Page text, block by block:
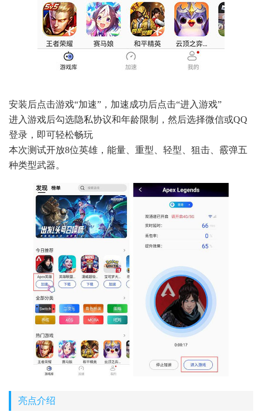
安装后点击游戏“加速”，加速成功后点击“进入游戏”
进入游戏后勾选隐私协议和年龄限制，然后选择微信或QQ
登录，即可轻松畅玩
本次测试开放8位英雄，能量、重型、轻型、狙击、霰弹五
种类型武器。
亮点介绍